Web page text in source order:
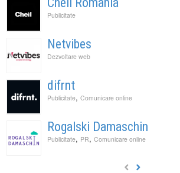
Publicitate
Netvibes
Dezvoltare web
difrnt
Publicitate, Comunicare online
Rogalski Damaschin
Publicitate, PR, Comunicare online